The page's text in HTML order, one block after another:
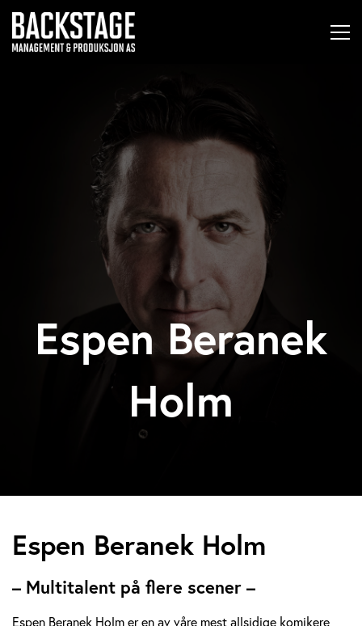
Espen Beranek
Holm
E
p
Espen Beranek Holm
– Multitalent på flere scener –
Espen Beranek Holm er en av våre mest allsidige komikere,